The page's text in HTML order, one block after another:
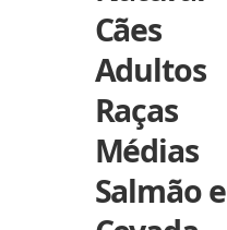
Cães
Adultos
Raças
Médias
Salmão e